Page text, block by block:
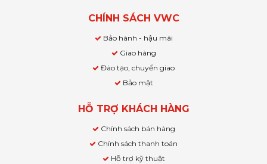
CHÍNH SÁCH VWC
Bảo hành - hậu mãi
Giao hàng
Đào tạo, chuyển giao
Bảo mật
HỖ TRỢ KHÁCH HÀNG
Chính sách bán hàng
Chính sách thanh toán
Hỗ trợ kỹ thuật